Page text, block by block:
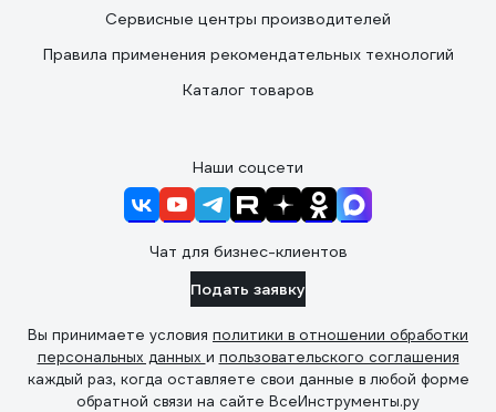
Сервисные центры производителей
Правила применения рекомендательных технологий
Каталог товаров
Наши соцсети
Чат для бизнес-клиентов
Подать заявку
Вы принимаете условия политики в отношении обработки
персональных данных и пользовательского соглашения
каждый раз, когда оставляете свои данные в любой форме
обратной связи на сайте ВсеИнструменты.ру